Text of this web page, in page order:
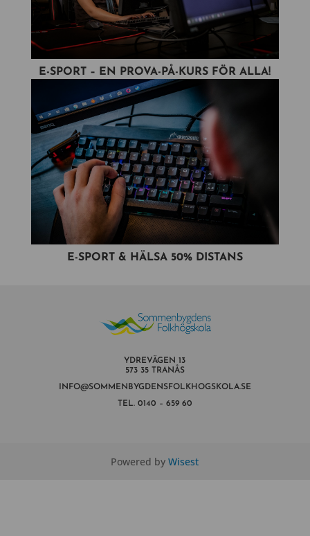
E-SPORT – EN PROVA-PÅ-KURS FÖR ALLA!
E-SPORT & HÄLSA 50% DISTANS
YDREVÄGEN 13
573 35 TRANÅS
INFO@SOMMENBYGDENSFOLKHOGSKOLA.SE
TEL. 0140 – 659 60
Powered byWisest